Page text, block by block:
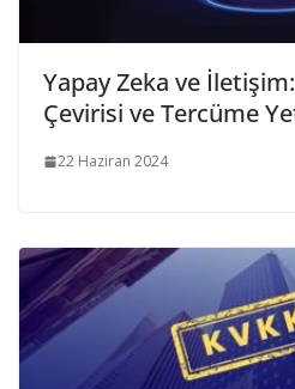
Yapay Zeka ve
Çevirisi ve Tercüme
22 Haziran 2024